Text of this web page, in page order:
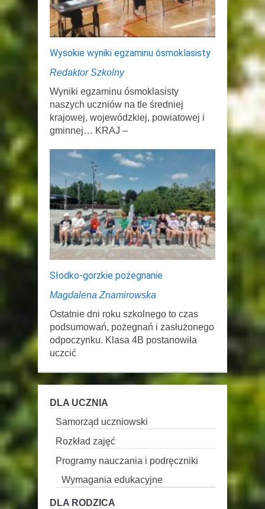
Wysokie wyniki egzaminu ósmoklasisty
Redaktor Szkolny
Wyniki egzaminu ósmoklasisty
naszych uczniów na tle średniej
krajowej, wojewódzkiej, powiatowej i
gminnej… KRAJ –
Słodko-gorzkie pożegnanie
Magdalena Znamirowska
Ostatnie dni roku szkolnego to czas
podsumowań, pożegnań i zasłużonego
odpoczynku. Klasa 4B postanowiła
uczcić
DLA UCZNIA
Samorząd uczniowski
Rozkład zajęć
Programy nauczania i podręczniki
Wymagania edukacyjne
DLA RODZICA